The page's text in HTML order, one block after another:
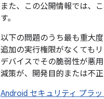
また、この公開情報では、
す。
以下の問題のうち最も重大
追加の実行権限がなくても
デバイスでその脆弱性が悪
減策が、開発目的または不
Android セキュリティ プラ